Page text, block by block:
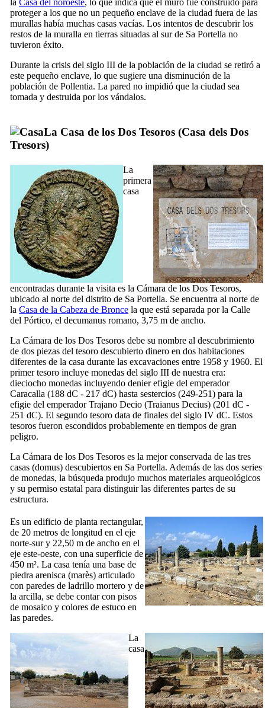
proteger a los que no un pequeño enclave de la ciudad fuera de las
murallas había muchas casas vacías. Los intentos de descubrir los
restos de la muralla en tierras situadas al sur de Sa Portella no
tuvieron éxito.
Durante la crisis del siglo III de la población de la ciudad se retiró a
este pequeño enclave, lo que sugiere una disminución de la
población de Pollentia. La pared no impidió que la ciudad sea
tomada y destruida por los vándalos.
La Casa de los Dos Tesoros (Casa dels Dos
Tresors)
La
primera
casa
encontradas durante la visita es la Cámara de los Dos Tesoros,
ubicado al norte del distrito de Sa Portella. Se encuentra al norte de
la Casa de la Cabeza de Bronce la que está separada por la Calle
del Pórtico, el decumanus romano, 3,75 m de ancho.
La Cámara de los Dos Tesoros debe su nombre al descubrimiento
de dos piezas del tesoro descubierto dinero en dos habitaciones
diferentes de la casa durante las excavaciones entre 1958 y 1960. El
primer tesoro incluye monedas del siglo III de nuestra era:
dieciocho monedas incluyendo denier efigie del emperador
Caracalla (188 dC - 217 dC) hasta sestercios (249-251) para la
efigie del emperador Trajano Decio (Traianus Decius) (201 dC -
251 dC). El segundo tesoro data de finales del siglo IV dC. Estos
tesoros fueron escondidos probablemente en tiempos de gran
peligro.
La Cámara de los Dos Tesoros es la mejor conservada de las tres
casas (domus) descubiertos en Sa Portella. Además de las dos series
de monedas, la búsqueda produjo muchos materiales arqueológicos
y su permiso estatal para distinguir las diferentes partes de su
estructura.
Es un edificio de planta rectangular,
de 20 metros de longitud en el eje
norte-sur y 22,50 m de ancho en el
eje este-oeste, con una superficie de
450 m². La casa tenía una base de
piedra arenisca (marès) articulado
con paredes de ladrillo mortero y de
la arcilla, se debe contar con pisos
de mosaico y colores de estuco en
las paredes.
La
casa